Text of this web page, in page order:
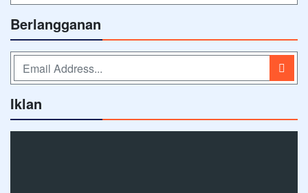
Berlangganan
Iklan